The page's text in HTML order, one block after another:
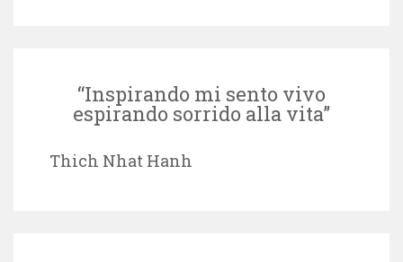
“Inspirando mi sento vivo
espirando sorrido alla vita”
Thich Nhat Hanh